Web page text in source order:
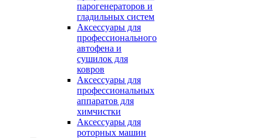
парогенераторов и
гладильных систем
Аксессуары для
профессионального
автофена и
сушилок для
ковров
Аксессуары для
профессиональных
аппаратов для
химчистки
Аксессуары для
роторных машин